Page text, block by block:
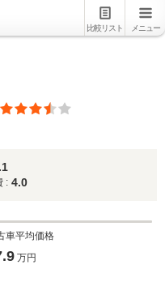
比較リスト メニュー
: 4.0
車平均価格
万円